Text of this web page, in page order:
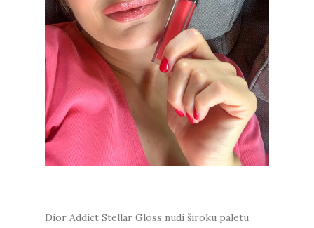
Dior Addict Stellar Gloss nudi široku paletu